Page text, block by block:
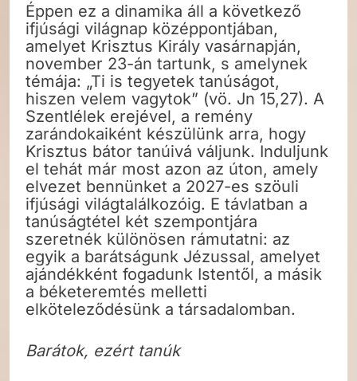
Éppen ez a dinamika áll a következő
ifjúsági világnap középpontjában,
amelyet Krisztus Király vasárnapján,
november 23-án tartunk, s amelynek
témája: „Ti is tegyetek tanúságot,
hiszen velem vagytok” (vö. Jn 15,27). A
Szentlélek erejével, a remény
zarándokaiként készülünk arra, hogy
Krisztus bátor tanúivá váljunk. Induljunk
el tehát már most azon az úton, amely
elvezet bennünket a 2027-es szöuli
ifjúsági világtalálkozóig. E távlatban a
tanúságtétel két szempontjára
szeretnék különösen rámutatni: az
egyik a barátságunk Jézussal, amelyet
ajándékként fogadunk Istentől, a másik
a béketeremtés melletti
elköteleződésünk a társadalomban.
Barátok, ezért tanúk